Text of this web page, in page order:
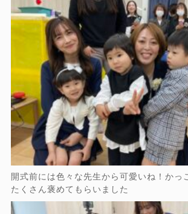
開式前には色々な先生から可愛いね！かっ
たくさん褒めてもらいました